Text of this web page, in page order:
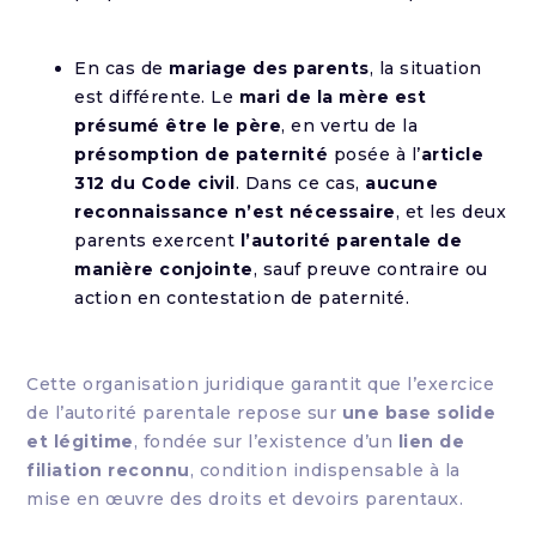
En cas de mariage des parents, la situation
est différente. Le mari de la mère est
présumé être le père, en vertu de la
présomption de paternité posée à l’article
312 du Code civil. Dans ce cas, aucune
reconnaissance n’est nécessaire, et les deux
parents exercent l’autorité parentale de
manière conjointe, sauf preuve contraire ou
action en contestation de paternité.
Cette organisation juridique garantit que l’exercice
de l’autorité parentale repose sur une base solide
et légitime, fondée sur l’existence d’un lien de
filiation reconnu, condition indispensable à la
mise en œuvre des droits et devoirs parentaux.